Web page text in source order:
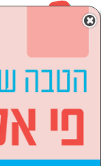
כביסה, ייבוש
מדיח רחב (5)
×